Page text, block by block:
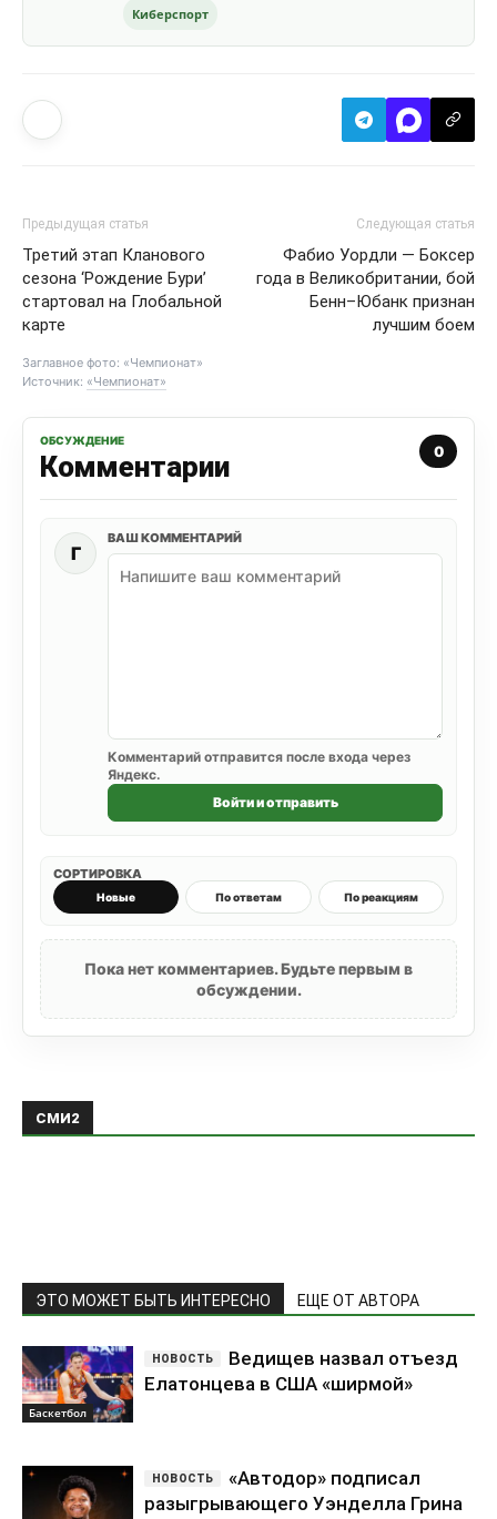
Киберспорт
Предыдущая статья
Третий этап Кланового
сезона ‘Рождение Бури’
стартовал на Глобальной
карте
Следующая статья
Фабио Уордли — Боксер
года в Великобритании, бой
Бенн–Юбанк признан
лучшим боем
Заглавное фото: «Чемпионат»
Источник: «Чемпионат»
ОБСУЖДЕНИЕ
Комментарии 0
Г
ВАШ КОММЕНТАРИЙ
Комментарий отправится после входа через
Яндекс.
Войти и отправить
СОРТИРОВКА
Новые По ответам По реакциям
Пока нет комментариев. Будьте первым в
обсуждении.
СМИ2
ЭТО МОЖЕТ БЫТЬ ИНТЕРЕСНО ЕЩЕ ОТ АВТОРА
Баскетбол
Ведищев назвал отъезд
Елатонцева в США «ширмой»
«Автодор» подписал
разыгрывающего Уэнделла Грина